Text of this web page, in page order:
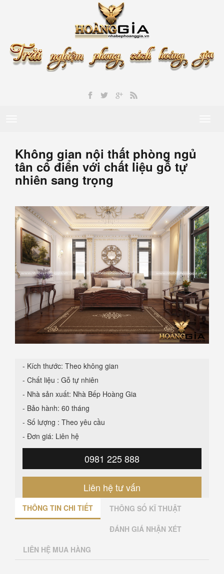
Không gian nội thất phòng ngủ
tân cổ điển với chất liệu gỗ tự
nhiên sang trọng
- Kích thước: Theo không gian
- Chất liệu : Gỗ tự nhiên
- Nhà sản xuất: Nhà Bếp Hoàng Gia
- Bảo hành: 60 tháng
- Số lượng : Theo yêu cầu
- Đơn giá: Liên hệ
0981 225 888
Liên hệ tư vấn
THÔNG TIN CHI TIẾT THÔNG SỐ KĨ THUẬT
ĐÁNH GIÁ NHẬN XÉT
LIÊN HỆ MUA HÀNG